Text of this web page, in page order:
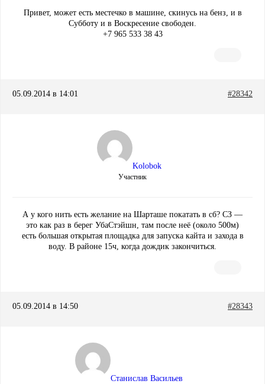
Привет, может есть местечко в машине, скинусь на бенз, и в
Субботу и в Воскресение свободен.
+7 965 533 38 43
05.09.2014 в 14:01 #28342
Kolobok
Участник
А у кого нить есть желание на Шарташе покатать в сб? СЗ —
это как раз в берег УбаСтэйшн, там после неё (около 500м)
есть большая открытая площадка для запуска кайта и захода в
воду. B районе 15ч, когда дождик закончиться.
05.09.2014 в 14:50 #28343
Станислав Васильев